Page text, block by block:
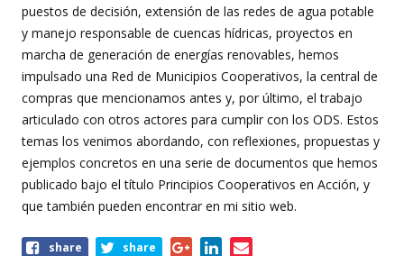
puestos de decisión, extensión de las redes de agua potable
y manejo responsable de cuencas hídricas, proyectos en
marcha de generación de energías renovables, hemos
impulsado una Red de Municipios Cooperativos, la central de
compras que mencionamos antes y, por último, el trabajo
articulado con otros actores para cumplir con los ODS. Estos
temas los venimos abordando, con reflexiones, propuestas y
ejemplos concretos en una serie de documentos que hemos
publicado bajo el título Principios Cooperativos en Acción, y
que también pueden encontrar en mi sitio web.
Shareshare share